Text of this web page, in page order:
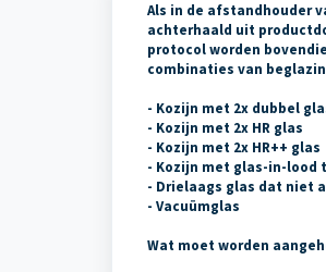
Als in de afstandhouder
achterhaald uit
protocol worden
combinaties van
- Kozijn met 2x dubbel
- Kozijn met 2x HR glas
- Kozijn met 2x HR++ glas
- Kozijn met glas-in-lood
- Drielaags glas dat niet
- Vacuümglas
Wat moet worden